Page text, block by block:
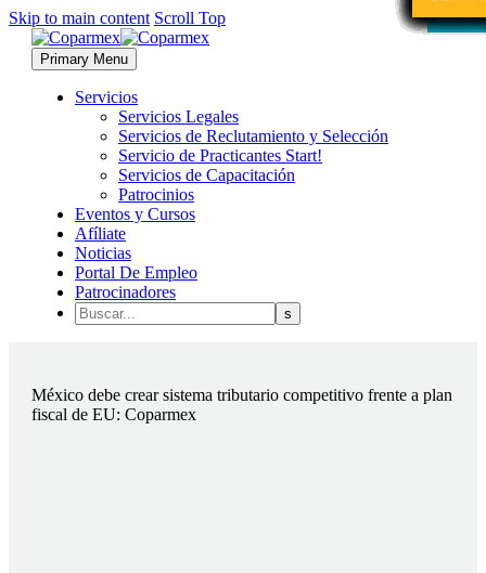
Skip to main content Scroll Top
Primary Menu
Servicios
Servicios Legales
Servicios de Reclutamiento y Selección
Servicio de Practicantes Start!
Servicios de Capacitación
Patrocinios
Eventos y Cursos
Afíliate
Noticias
Portal De Empleo
Patrocinadores
México debe crear sistema tributario competitivo frente a plan
fiscal de EU: Coparmex
CLOSE
CLOSE
CLOSE